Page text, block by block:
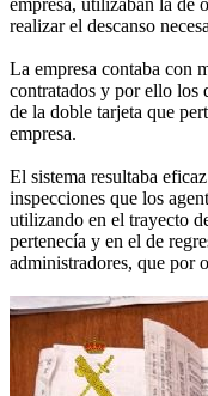
empresa, utilizaban la de
realizar el descanso
La empresa contaba con
contratados y por ello los
de la doble tarjeta que
empresa.
El sistema resultaba
inspecciones que los
utilizando en el trayecto
pertenecía y en el de
administradores, que por